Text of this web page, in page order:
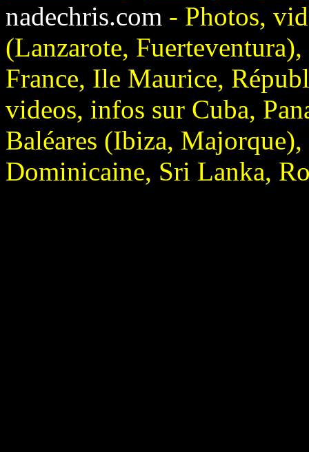
nadechris.com - Photos,
(Lanzarote,
France, Ile Maurice,
videos, infos sur Cuba,
Baléares (Ibiza,
Dominicaine, Sri Lanka,